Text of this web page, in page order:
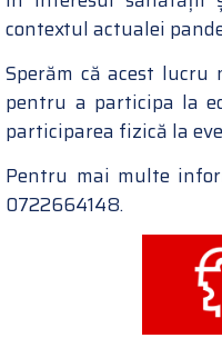
contextul actualei
Sperăm că acest
pentru a participa la
participarea fizică la
Pentru mai multe
0722664148.